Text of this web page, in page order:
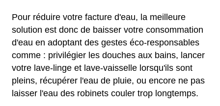
Pour réduire votre facture d'eau, la meilleure
solution est donc de baisser votre consommation
d'eau en adoptant des gestes éco-responsables
comme : privilégier les douches aux bains, lancer
votre lave-linge et lave-vaisselle lorsqu'ils sont
pleins, récupérer l'eau de pluie, ou encore ne pas
laisser l'eau des robinets couler trop longtemps.